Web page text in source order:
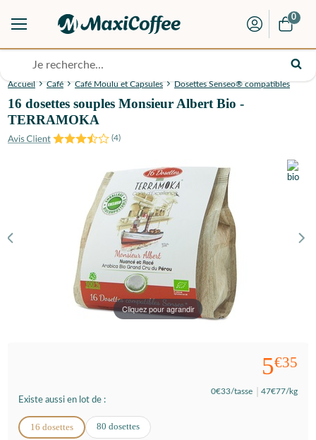
0
Accueil Café Café Moulu et Capsules Dosettes Senseo® compatibles
16 dosettes souples Monsieur Albert Bio -
TERRAMOKA
(4)
Cliquez pour agrandir
5€35
0€33/tasse 47€77/kg
Existe aussi en lot de :
16 dosettes 80 dosettes